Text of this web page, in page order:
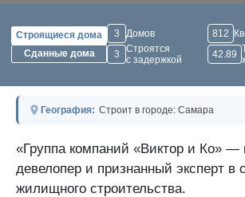
Строящиеся дома
Сданные дома
3
Домов
3
Строятся
с задержкой
812
42.89
География: Строит в городе: Самара
«Группа компаний «Виктор и Ко» —
девелопер и признанный эксперт в
жилищного строительства.